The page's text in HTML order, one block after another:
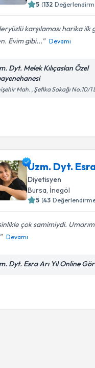
5 (132
karşılaması harika
Evim gibi...
Devamı
Dyt. Melek Kılıçaslan Özel
Mah. , Şefika Sokağı No:10/1
Uzm. Dyt. Esra
Diyetisyen
Bursa, İnegöl
5 (43
çok samimiydi.
Devamı
Dyt. Esra Arı Yıl Online